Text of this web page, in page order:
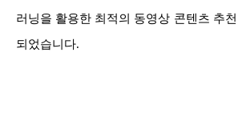
러닝을 활용한 최적의 동영상 콘텐츠 추
되었습니다.